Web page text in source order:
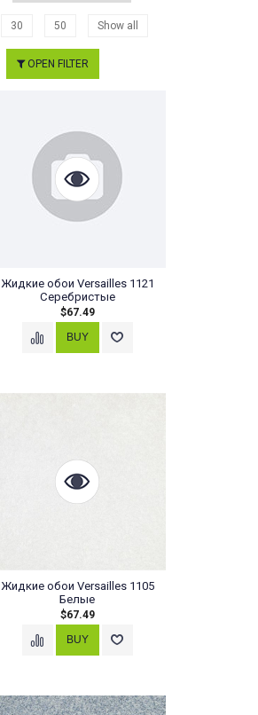
30 50 Show all
OPEN FILTER
Жидкие обои Versailles 1121
Cеребристые
$67.49
Жидкие обои Versailles 1105
Белые
$67.49